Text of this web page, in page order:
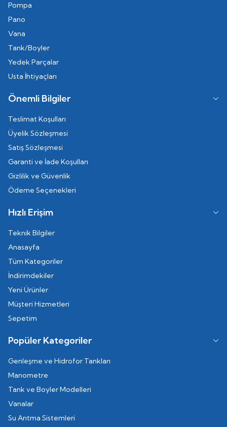
Pompa
Pano
Vana
Tank/Boyler
Yedek Parçalar
Usta İhtiyaçları
Önemli Bilgiler
Teslimat Koşulları
Üyelik Sözleşmesi
Satış Sözleşmesi
Garanti ve İade Koşulları
Gizlilik ve Güvenlik
Ödeme Seçenekleri
Hızlı Erişim
Teknik Bilgiler
Anasayfa
Tüm Kategoriler
İndirimdekiler
Yeni Ürünler
Müşteri Hizmetleri
Sepetim
Popüler Kategoriler
Genleşme ve Hidrofor Tankları
Manometre
Tank ve Boyler Modelleri
Vanalar
Su Arıtma Sistemleri